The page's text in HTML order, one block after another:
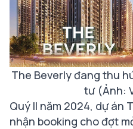
The Beverly đang thu
tư (Ảnh:
Quý II năm 2024, dự án
nhận booking cho đợt